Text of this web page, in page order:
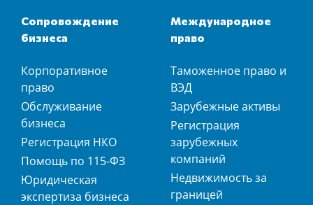
Сопровождение
бизнеса
Корпоративное
право
Обслуживание
бизнеса
Регистрация НКО
Помощь по 115-ФЗ
Юридическая
экспертиза бизнеса
Международное
право
Таможенное право и
ВЭД
Зарубежные активы
Регистрация
зарубежных
компаний
Недвижимость за
границей